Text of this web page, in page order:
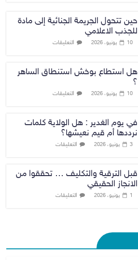
حين تتحول الجريمة الجنائية إلى مادة
للجذب الاعلامي
10 يونيو، 2026 التعليقات
هل استطاع بوخش استنطاق الساهر
؟
10 يونيو، 2026 التعليقات
في يوم الغدير : هل الولاية كلمات
نرددها أم قيم نعيشها؟
3 يونيو، 2026 التعليقات
قبل الترقية والتكليف … تحققوا من
الانجاز الحقيقي
1 يونيو، 2026 التعليقات